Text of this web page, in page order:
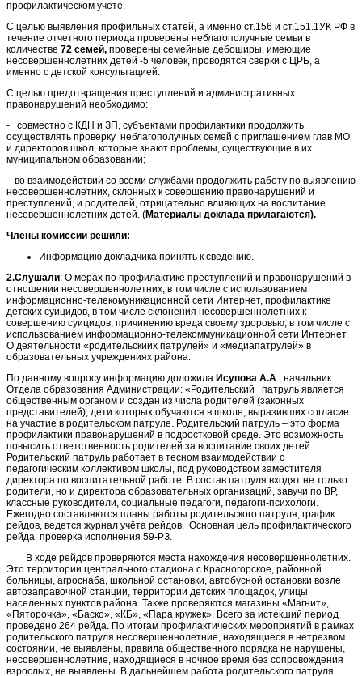
профилактическом учете.
С целью выявления профильных статей, а именно ст.156 и ст.151.1УК РФ в
течение отчетного периода проверены неблагополучные семьи в
количестве 72 семей, проверены семейные дебоширы, имеющие
несовершеннолетних детей -5 человек, проводятся сверки с ЦРБ, а
именно с детской консультацией.
С целью предотвращения преступлений и административных
правонарушений необходимо:
- совместно с КДН и ЗП, субъектами профилактики продолжить
осуществлять проверку неблагополучных семей с приглашением глав МО
и директоров школ, которые знают проблемы, существующие в их
муниципальном образовании;
- во взаимодействии со всеми службами продолжить работу по выявлению
несовершеннолетних, склонных к совершению правонарушений и
преступлений, и родителей, отрицательно влияющих на воспитание
несовершеннолетних детей. (Материалы доклада прилагаются).
Члены комиссии решили:
Информацию докладчика принять к сведению.
2.Слушали: О мерах по профилактике преступлений и правонарушений в
отношении несовершеннолетних, в том числе с использованием
информационно-телекомуникационной сети Интернет, профилактике
детских суицидов, в том числе склонения несовершеннолетних к
совершению суицидов, причинению вреда своему здоровью, в том числе с
использованием информационно-телекоммуникационной сети Интернет.
О деятельности «родительскиих патрулей» и «медиапатрулей» в
образовательных учреждениях района.
По данному вопросу информацию доложила Исупова А.А., начальник
Отдела образования Администрации: «Родительский патруль является
общественным органом и создан из числа родителей (законных
представителей), дети которых обучаются в школе, выразивших согласие
на участие в родительском патруле. Родительский патруль – это форма
профилактики правонарушений в подростковой среде. Это возможность
повысить ответственность родителей за воспитание своих детей.
Родительский патруль работает в тесном взаимодействии с
педагогическим коллективом школы, под руководством заместителя
директора по воспитательной работе. В состав патруля входят не только
родители, но и директора образовательных организаций, завучи по ВР,
классные руководители, социальные педагоги, педагоги-психологи.
Ежегодно составляются планы работы родительского патруля, график
рейдов, ведется журнал учёта рейдов. Основная цель профилактического
рейда: проверка исполнения 59-РЗ.
В ходе рейдов проверяются места нахождения несовершеннолетних.
Это территории центрального стадиона с.Красногорское, районной
больницы, агроснаба, школьной остановки, автобусной остановки возле
автозаправочной станции, территории детских площадок, улицы
населенных пунктов района. Также проверяются магазины «Магнит»,
«Пяторочка», «Баско», «КБ», «Пара кружек». Всего за истекший период
проведено 264 рейда. По итогам профилактических мероприятий в рамках
родительского патруля несовершеннолетние, находящиеся в нетрезвом
состоянии, не выявлены, правила общественного порядка не нарушены,
несовершеннолетние, находящиеся в ночное время без сопровождения
взрослых, не выявлены. В дальнейшем работа родительского патруля